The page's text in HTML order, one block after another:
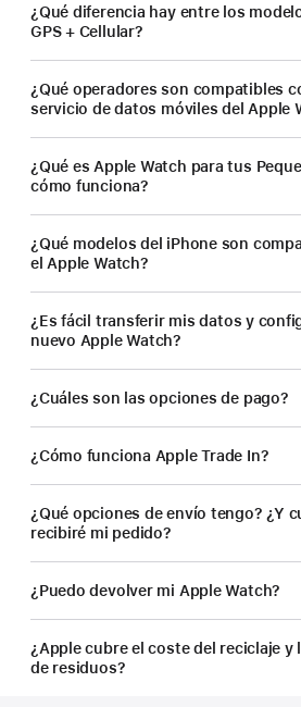
¿Qué diferencia hay entre los
GPS + Cellular?
¿Qué operadores son compatibles
servicio de datos móviles del Apple
¿Qué es Apple Watch para tus
cómo funciona?
¿Qué modelos del iPhone son
el Apple Watch?
¿Es fácil transferir mis datos y
nuevo Apple Watch?
¿Cuáles son las opciones de pago?
¿Cómo funciona Apple Trade In?
¿Qué opciones de envío tengo? ¿Y
recibiré mi pedido?
¿Puedo devolver mi Apple Watch?
¿Apple cubre el coste del reciclaje y
de residuos?